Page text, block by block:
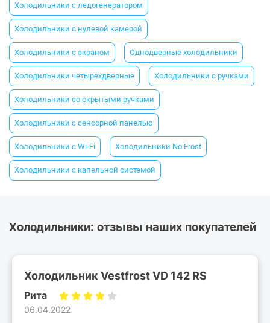
Холодильники с ледогенератором
Холодильники с нулевой камерой
Холодильники с экраном Однодверные холодильники
Холодильники четырехдверные Холодильники с ручками
Холодильники со скрытыми ручками
Холодильники с сенсорной панелью
Холодильники с Wi-Fi Холодильники No Frost
Холодильники с капельной системой
Холодильники: отзывы наших покупателей
Холодильник Vestfrost VD 142 RS
Рита
06.04.2022